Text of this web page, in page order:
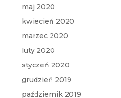
maj 2020
kwiecień 2020
marzec 2020
luty 2020
styczeń 2020
grudzień 2019
październik 2019